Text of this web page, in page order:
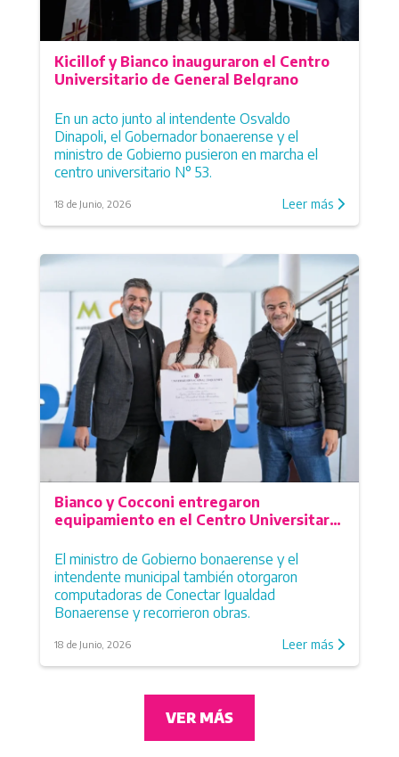
Mercedes
Monte Hermoso
Patagones
Pehuajó
Pila
Puan
Punta Indio
Rauch
Rivadavia
Roque Pérez
Salliqueló
San Andrés de Giles
San Cayetano
San Pedro
San Vicente
Suipacha
Tapalqué
Tornquist
Trenque Lauquen
Tres Arroyos
Villa Gesell
Kicillof y Bianco inauguraron el Centro
Universitario de General Belgrano
En un acto junto al intendente Osvaldo
Dinapoli, el Gobernador bonaerense y el
ministro de Gobierno pusieron en marcha el
centro universitario N° 53.
18 de Junio, 2026 Leer más
Bianco y Cocconi entregaron
equipamiento en el Centro Universitario
El ministro de Gobierno bonaerense y el
intendente municipal también otorgaron
computadoras de Conectar Igualdad
Bonaerense y recorrieron obras.
18 de Junio, 2026 Leer más
VER MÁS